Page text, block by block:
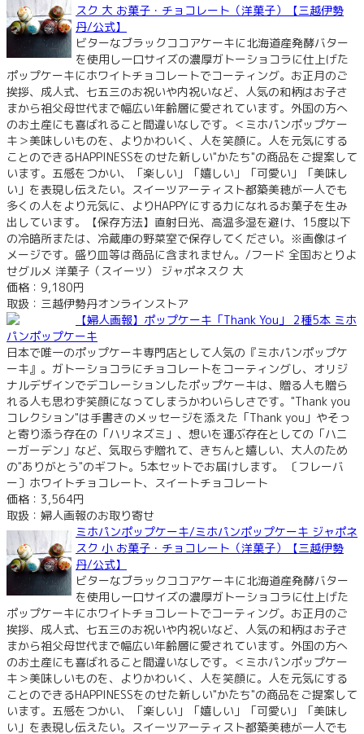
スク 大 お菓子・チョコレート（洋菓子）【三越伊勢
丹/公式】
ビターなブラックココアケーキに北海道産発酵バター
を使用し一口サイズの濃厚ガトーショコラに仕上げた
ポップケーキにホワイトチョコレートでコーティング。お正月のご
挨拶、成人式、七五三のお祝いや内祝いなど、人気の和柄はお子さ
まから祖父母世代まで幅広い年齢層に愛されています。外国の方へ
のお土産にも喜ばれること間違いなしです。＜ミホパンポップケー
キ＞美味しいものを、よりかわいく、人を笑顔に。人を元気にする
ことのできるHAPPINESSをのせた新しい"かたち"の商品をご提案して
います。五感をつかい、「楽しい」「嬉しい」「可愛い」「美味し
い」を表現し伝えたい。スイーツアーティスト都築美穂が一人でも
多くの人をより元気に、よりHAPPYにする力になれるお菓子を生み
出しています。【保存方法】直射日光、高温多湿を避け、15度以下
の冷暗所または、冷蔵庫の野菜室で保存してください。※画像はイ
メージです。盛り皿等は商品に含まれません。/フード 全国おとりよ
せグルメ 洋菓子（スイーツ） ジャポネスク 大
価格：9,180円
取扱：三越伊勢丹オンラインストア
【婦人画報】ポップケーキ「Thank You」 2種5本 ミホ
パンポップケーキ
日本で唯一のポップケーキ専門店として人気の『ミホパンポップケ
ーキ』。ガトーショコラにチョコレートをコーティングし、オリジ
ナルデザインでデコレーションしたポップケーキは、贈る人も贈ら
れる人も思わず笑顔になってしまうかわいらしさです。"Thank you
コレクション"は手書きのメッセージを添えた「Thank you」やそっ
と寄り添う存在の「ハリネズミ」、想いを運ぶ存在としての「ハニ
ーガーデン」など、気取らず贈れて、きちんと嬉しい、大人のため
の"ありがとう"のギフト。5本セットでお届けします。 〔フレーバ
ー〕ホワイトチョコレート、スイートチョコレート
価格：3,564円
取扱：婦人画報のお取り寄せ
ミホパンポップケーキ/ミホパンポップケーキ ジャポネ
スク 小 お菓子・チョコレート（洋菓子）【三越伊勢
丹/公式】
ビターなブラックココアケーキに北海道産発酵バター
を使用し一口サイズの濃厚ガトーショコラに仕上げた
ポップケーキにホワイトチョコレートでコーティング。お正月のご
挨拶、成人式、七五三のお祝いや内祝いなど、人気の和柄はお子さ
まから祖父母世代まで幅広い年齢層に愛されています。外国の方へ
のお土産にも喜ばれること間違いなしです。＜ミホパンポップケー
キ＞美味しいものを、よりかわいく、人を笑顔に。人を元気にする
ことのできるHAPPINESSをのせた新しい"かたち"の商品をご提案して
います。五感をつかい、「楽しい」「嬉しい」「可愛い」「美味し
い」を表現し伝えたい。スイーツアーティスト都築美穂が一人でも